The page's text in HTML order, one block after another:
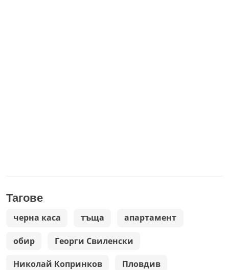
Тагове
черна каса тъща апартамент
обир Георги Свиленски
Николай Копринков Пловдив